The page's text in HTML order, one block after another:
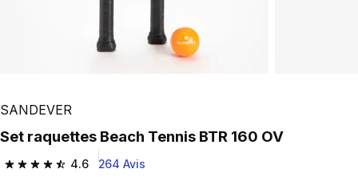
SANDEVER
set raquettes Beach Tennis BTR 160 OV
4.6
4.6 out of 5 stars from 264 reviews
264 Avis